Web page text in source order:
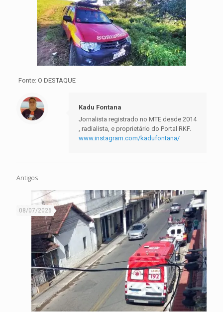
Fonte: O DESTAQUE
Kadu Fontana
Jornalista registrado no MTE desde 2014
, radialista, e proprietário do Portal RKF.
www.instagram.com/kadufontana/
Antigos
08/07/2026